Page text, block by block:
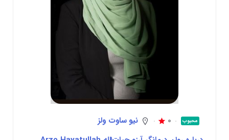
محبوب 0
نیو ساوت ولز